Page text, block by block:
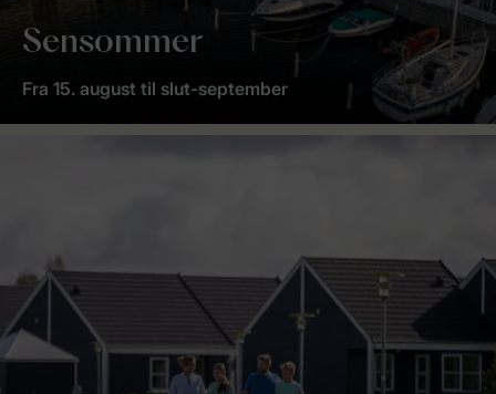
Sensommer
Fra 15. august til slut-september